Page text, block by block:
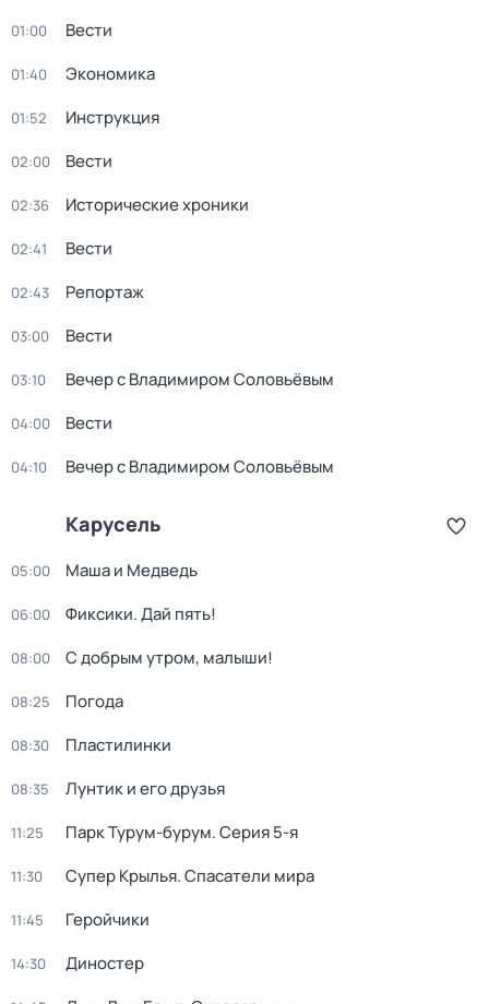
01:00 Вести
01:40 Экономика
01:52 Инструкция
02:00 Вести
02:36 Исторические хроники
02:41 Вести
02:43 Репортаж
03:00 Вести
03:10 Вечер с Владимиром Соловьёвым
04:00 Вести
04:10 Вечер с Владимиром Соловьёвым
Карусель
05:00 Маша и Медведь
06:00 Фиксики. Дай пять!
08:00 С добрым утром, малыши!
08:25 Погода
08:30 Пластилинки
08:35 Лунтик и его друзья
11:25 Парк Турум-бурум. Серия 5-я
11:30 Супер Крылья. Спасатели мира
11:45 Геройчики
14:30 Диностер